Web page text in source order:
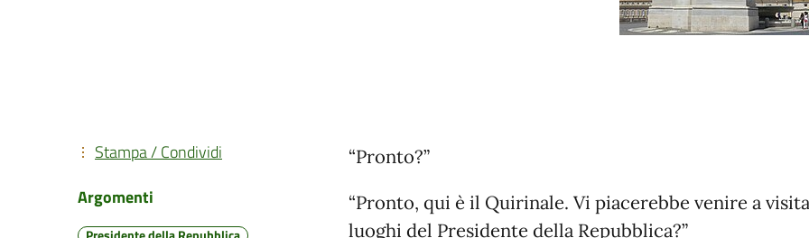
“Pronto?”
“Pronto, qui è il Quirinale. Vi piacerebbe venire a
luoghi del Presidente della Repubblica?”
Stampa / Condividi
Argomenti